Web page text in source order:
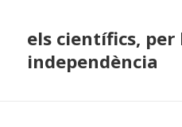
els científics, per
independència